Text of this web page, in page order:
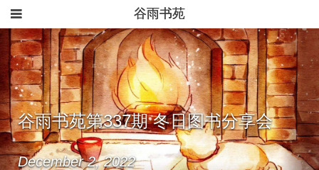
谷雨书苑
谷雨书苑第337期 冬日图书分享会
December 2, 2022